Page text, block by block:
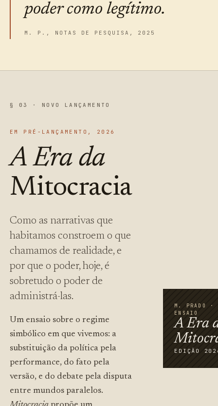
poder como legítimo.
M. P., NOTAS DE PESQUISA, 2025
§ 03 · NOVO LANÇAMENTO
EM PRÉ-LANÇAMENTO, 2026
A Era da
Mitocracia
Como as narrativas que
habitamos constroem o que
chamamos de realidade, e
por que o poder, hoje, é
sobretudo o poder de
administrá-las.
Um ensaio sobre o regime
simbólico em que vivemos: a
substituição da política pela
performance, do fato pela
versão, e do debate pela disputa
entre mundos paralelos.
M. PRADO ·
ENSAIO
A Era
EDIÇÃO